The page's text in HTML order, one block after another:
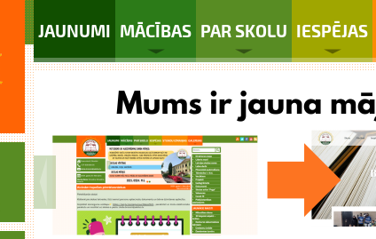
JAUNUMI MĀCĪBAS PAR SKOLU IESPĒJAS